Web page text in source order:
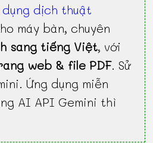
dụng dịch thuật
máy bàn, chuyên
sang tiếng Việt, với
web & file PDF. Sử
Ứng dụng miễn
AI API Gemini thì